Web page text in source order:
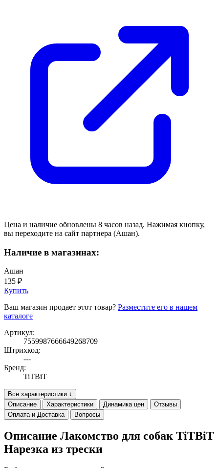
Цена и наличие обновлены 8 часов назад. Нажимая кнопку,
вы переходите на сайт партнера (Ашан).
Наличие в магазинах:
Ашан
135 ₽
Купить
Ваш магазин продает этот товар? Разместите его в нашем
каталоге
Артикул:
7559987666649268709
Штрихкод:
---
Бренд:
TiTBiT
Все характеристики ↓
Описание
Характеристики Динамика цен
Отзывы
Оплата и Доставка
Вопросы
Описание Лакомство для собак TiTBiT
Нарезка из трески